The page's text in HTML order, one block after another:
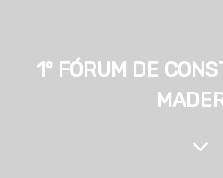
1º FÓRUM DE